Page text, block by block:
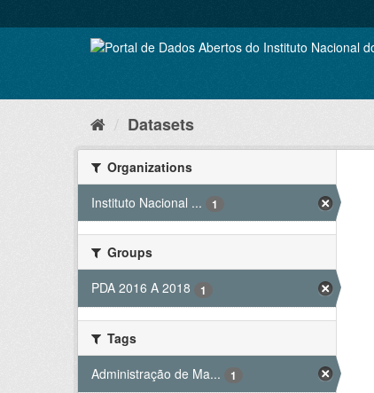
to
Datasets
Organizations
Instituto Nacional ...
1
Groups
PDA 2016 A 2018
1
Tags
Administração de Ma...
1